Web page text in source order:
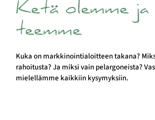
Ketä olemme
teemme
Kuka on markkinointialoitteen takana?
rahoitusta? Ja miksi vain pelargoneista?
mielellämme kaikkiin kysymyksiin.